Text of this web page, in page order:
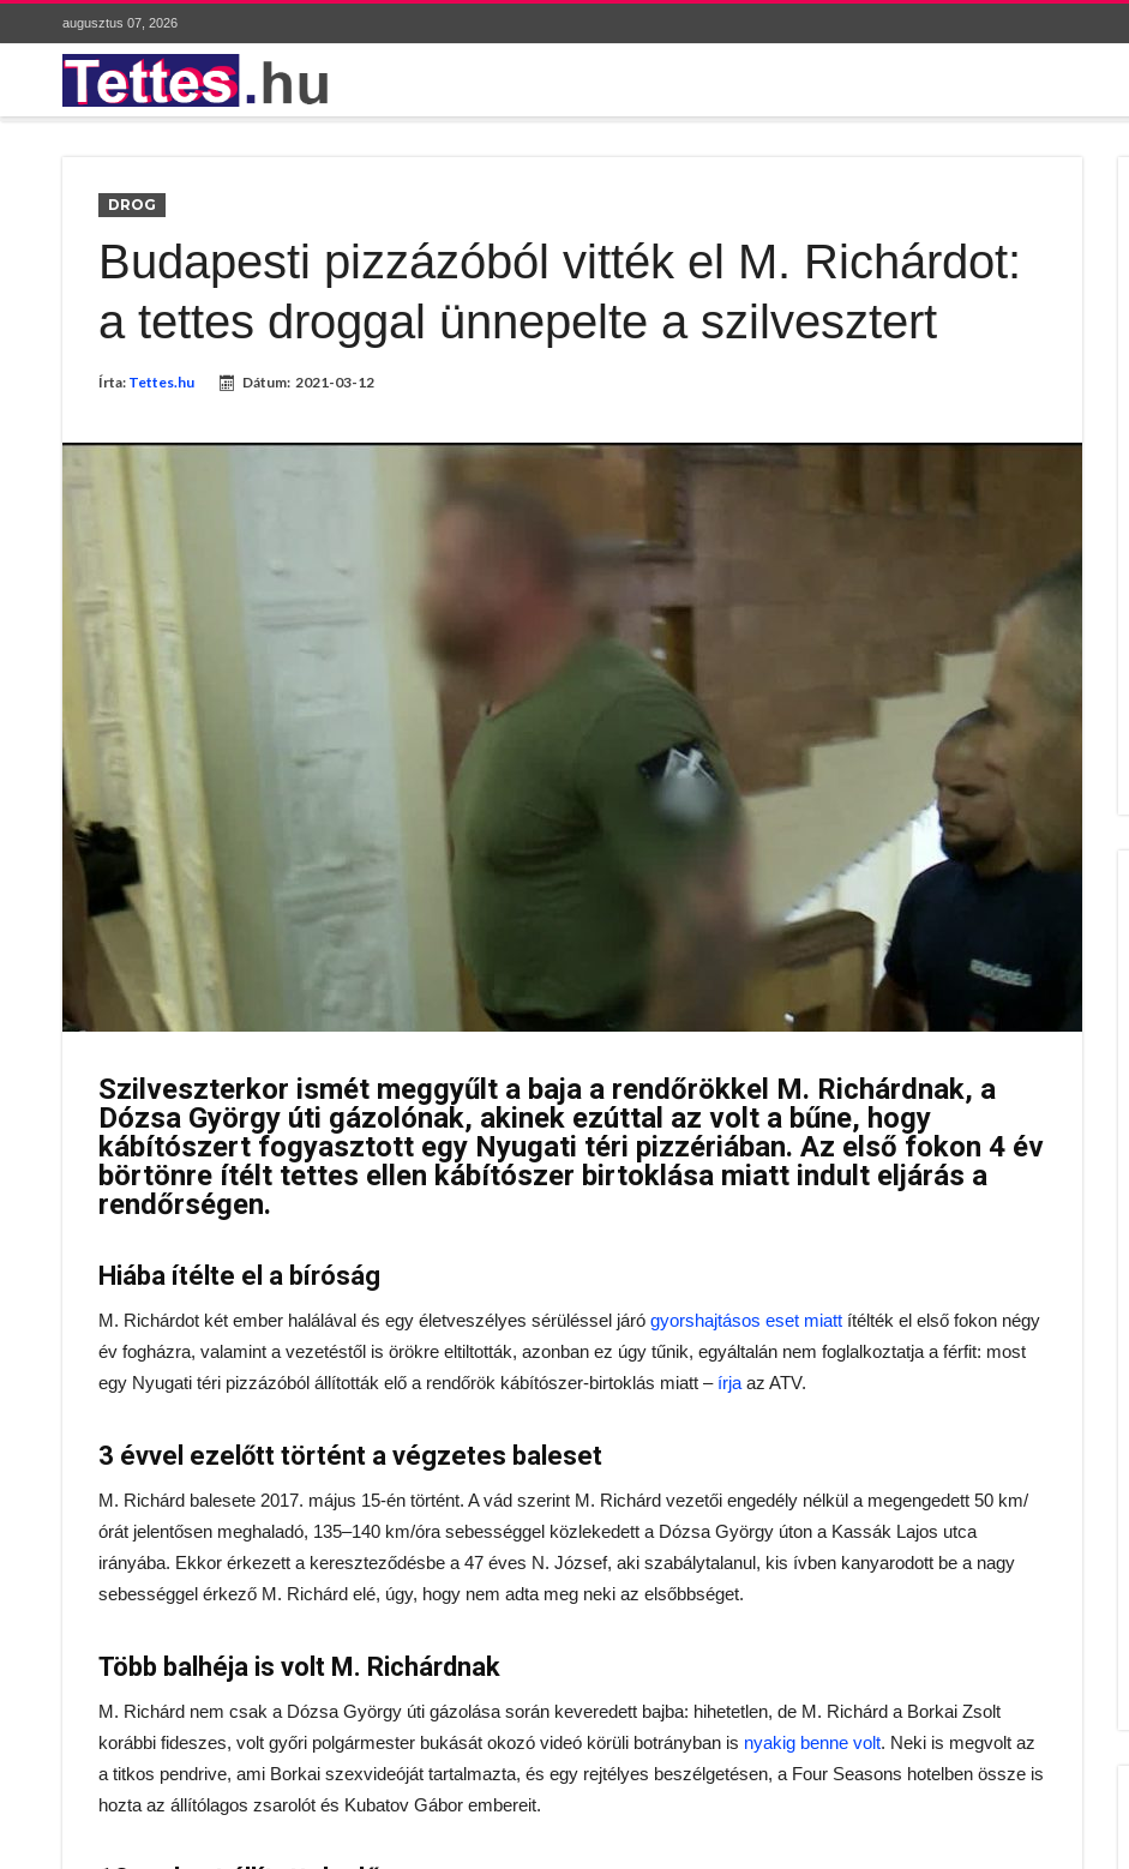
augusztus 07, 2026
DROG
Budapesti pizzázóból vitték el M. Richárdot:
a tettes droggal ünnepelte a szilvesztert
Írta: Tettes.hu Dátum: 2021-03-12
Szilveszterkor ismét meggyűlt a baja a rendőrökkel M. Richárdnak, a
Dózsa György úti gázolónak, akinek ezúttal az volt a bűne, hogy
kábítószert fogyasztott egy Nyugati téri pizzériában. Az első fokon 4 év
börtönre ítélt tettes ellen kábítószer birtoklása miatt indult eljárás a
rendőrségen.
Hiába ítélte el a bíróság
M. Richárdot két ember halálával és egy életveszélyes sérüléssel járó gyorshajtásos eset miatt ítélték el első fokon négy
év fogházra, valamint a vezetéstől is örökre eltiltották, azonban ez úgy tűnik, egyáltalán nem foglalkoztatja a férfit: most
egy Nyugati téri pizzázóból állították elő a rendőrök kábítószer-birtoklás miatt – írja az ATV.
3 évvel ezelőtt történt a végzetes baleset
M. Richárd balesete 2017. május 15-én történt. A vád szerint M. Richárd vezetői engedély nélkül a megengedett 50 km/
órát jelentősen meghaladó, 135–140 km/óra sebességgel közlekedett a Dózsa György úton a Kassák Lajos utca
irányába. Ekkor érkezett a kereszteződésbe a 47 éves N. József, aki szabálytalanul, kis ívben kanyarodott be a nagy
sebességgel érkező M. Richárd elé, úgy, hogy nem adta meg neki az elsőbbséget.
Több balhéja is volt M. Richárdnak
M. Richárd nem csak a Dózsa György úti gázolása során keveredett bajba: hihetetlen, de M. Richárd a Borkai Zsolt
korábbi fideszes, volt győri polgármester bukását okozó videó körüli botrányban is nyakig benne volt. Neki is megvolt az
a titkos pendrive, ami Borkai szexvideóját tartalmazta, és egy rejtélyes beszélgetésen, a Four Seasons hotelben össze is
hozta az állítólagos zsarolót és Kubatov Gábor embereit.